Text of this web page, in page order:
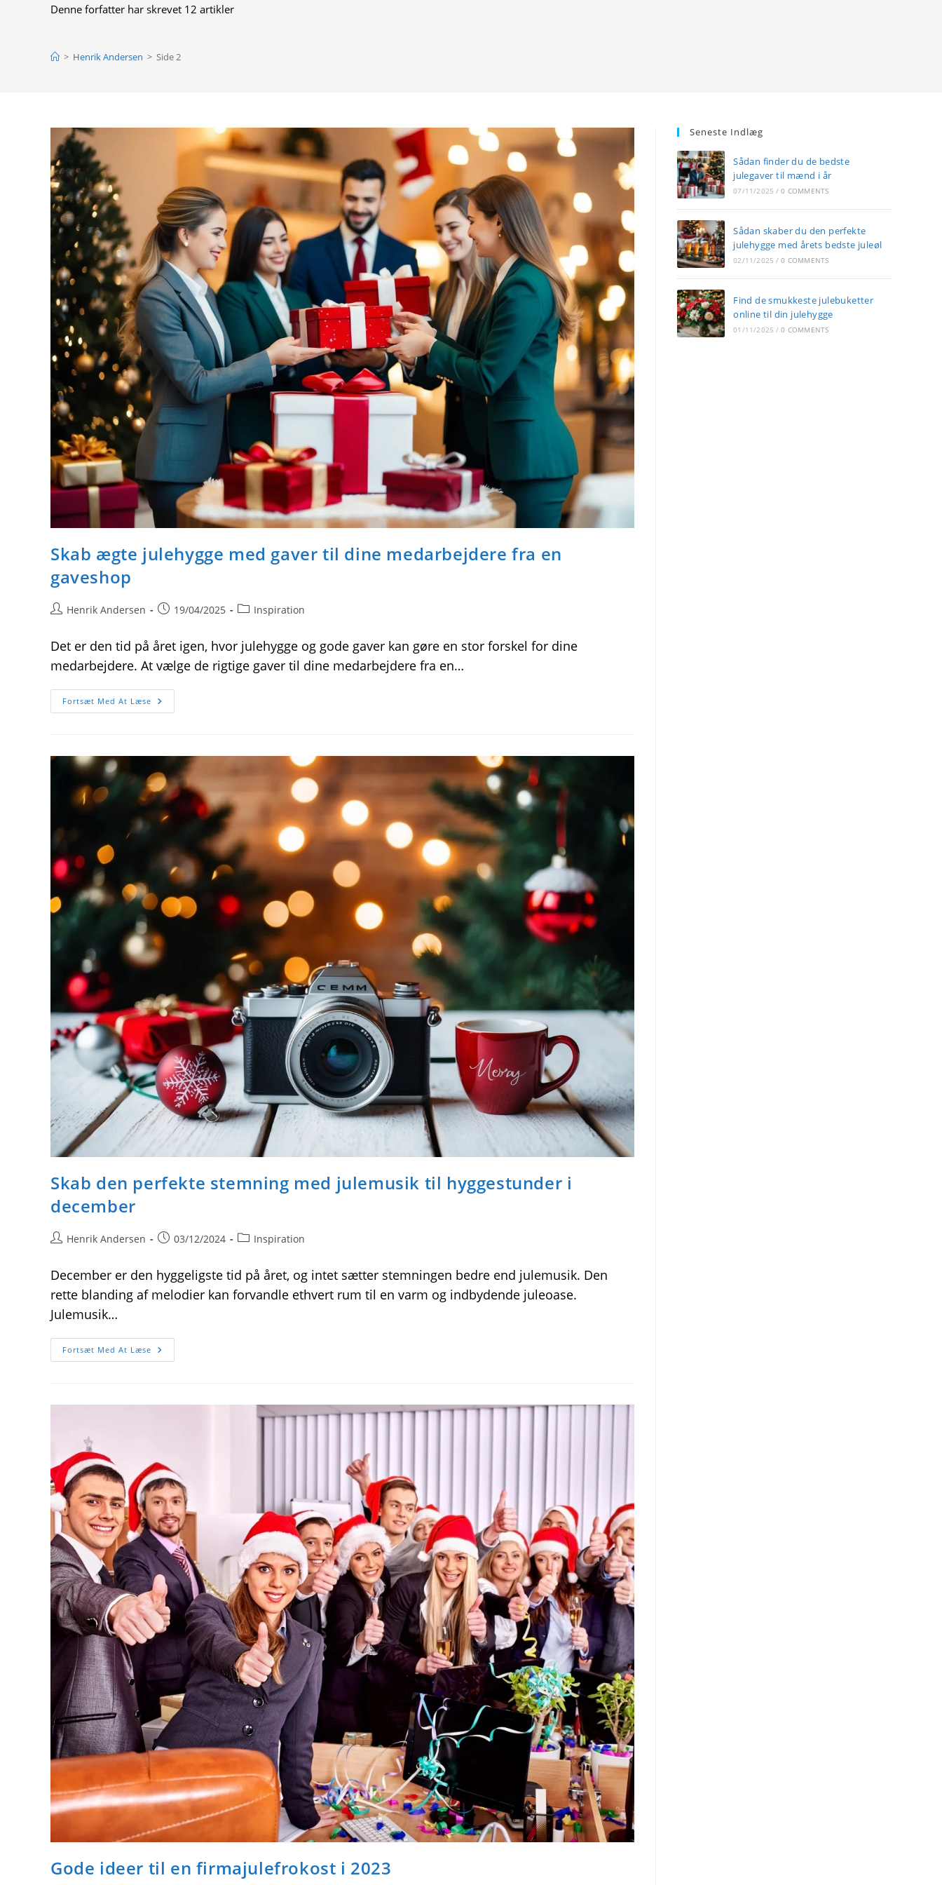
Denne forfatter har skrevet 12 artikler
> Henrik Andersen > Side 2
Skab ægte julehygge med gaver til dine medarbejdere fra en
gaveshop
PostHenrik Andersen
Post19/04/2025
PostInspiration
Det er den tid på året igen, hvor julehygge og gode gaver kan gøre en stor forskel for dine
medarbejdere. At vælge de rigtige gaver til dine medarbejdere fra en…
Fortsæt Med At Læse Skab
Ægte
Dine
Medarbejdere
Fra
En
Gaveshop
Skab den perfekte stemning med julemusik til hyggestunder i
december
PostHenrik Andersen
Post03/12/2024
PostInspiration
December er den hyggeligste tid på året, og intet sætter stemningen bedre end julemusik. Den
rette blanding af melodier kan forvandle ethvert rum til en varm og indbydende juleoase.
Julemusik…
Fortsæt Med At Læse Skab
Den
Til
Gode ideer til en firmajulefrokost i 2023
Seneste Indlæg
Sådan finder du de bedste
julegaver til mænd i år
07/11/2025 / 0 COMMENTS
Sådan skaber du den perfekte
julehygge med årets bedste juleøl
02/11/2025 / 0 COMMENTS
Find de smukkeste julebuketter
online til din julehygge
01/11/2025 / 0 COMMENTS